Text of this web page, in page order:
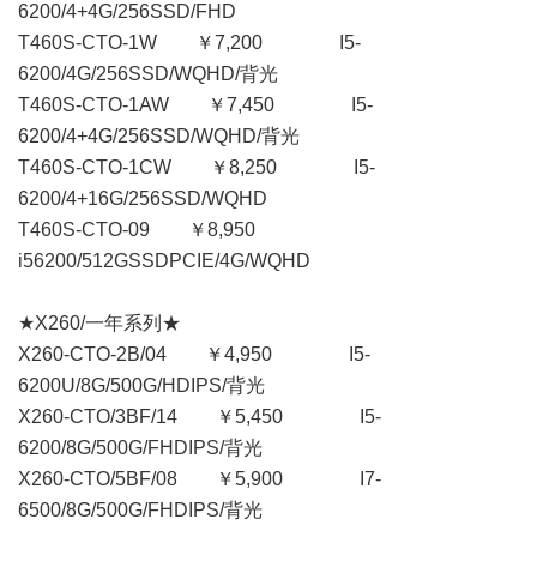
6200/4+4G/256SSD/FHD
T460S-CTO-1W ￥7,200 I5-
6200/4G/256SSD/WQHD/背光
T460S-CTO-1AW ￥7,450 I5-
6200/4+4G/256SSD/WQHD/背光
T460S-CTO-1CW ￥8,250 I5-
6200/4+16G/256SSD/WQHD
T460S-CTO-09 ￥8,950
i56200/512GSSDPCIE/4G/WQHD
★X260/一年系列★
X260-CTO-2B/04 ￥4,950 I5-
6200U/8G/500G/HDIPS/背光
X260-CTO/3BF/14 ￥5,450 I5-
6200/8G/500G/FHDIPS/背光
X260-CTO/5BF/08 ￥5,900 I7-
6500/8G/500G/FHDIPS/背光